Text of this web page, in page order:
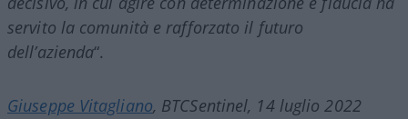
servito la comunità e rafforzato il futuro
dell’azienda“.
Giuseppe Vitagliano, BTCSentinel, 14 luglio 2022